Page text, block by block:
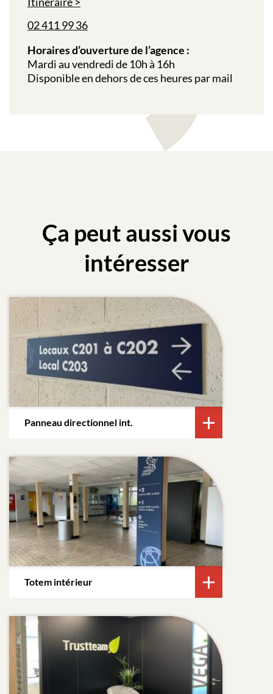
02 411 99 36
Horaires d’ouverture de l’agence :
Mardi au vendredi de 10h à 16h
Disponible en dehors de ces heures par mail
Ça peut aussi vous
intéresser
Panneau directionnel int.
Totem intérieur